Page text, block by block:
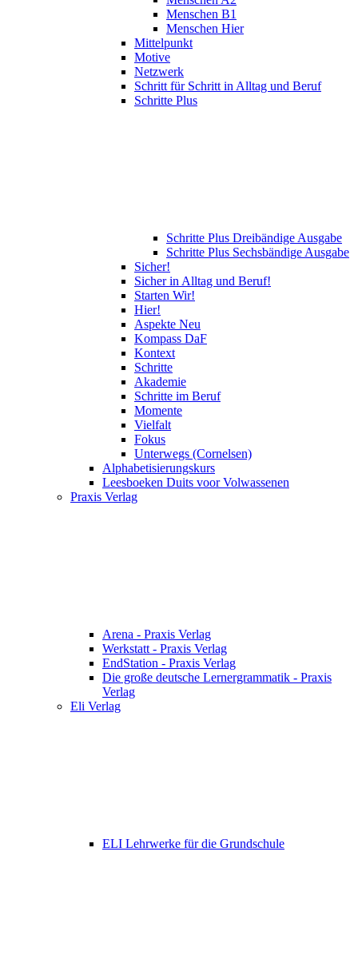
Menschen B1
Menschen Hier
Mittelpunkt
Motive
Netzwerk
Schritt für Schritt in Alltag und Beruf
Schritte Plus
Schritte Plus Dreibändige Ausgabe
Schritte Plus Sechsbändige Ausgabe
Sicher!
Sicher in Alltag und Beruf!
Starten Wir!
Hier!
Aspekte Neu
Kompass DaF
Kontext
Schritte
Akademie
Schritte im Beruf
Momente
Vielfalt
Fokus
Unterwegs (Cornelsen)
Alphabetisierungskurs
Leesboeken Duits voor Volwassenen
Praxis Verlag
Arena - Praxis Verlag
Werkstatt - Praxis Verlag
EndStation - Praxis Verlag
Die große deutsche Lernergrammatik - Praxis
Verlag
Eli Verlag
ELI Lehrwerke für die Grundschule